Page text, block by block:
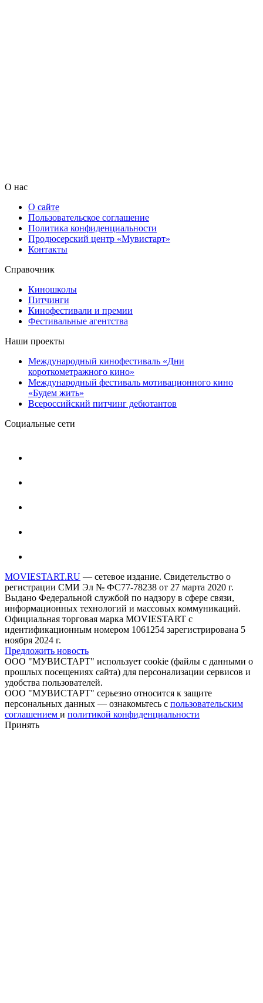
О нас
О сайте
Пользовательское соглашение
Политика конфиденциальности
Продюсерский центр «Мувистарт»
Контакты
Справочник
Киношколы
Питчинги
Кинофестивали и премии
Фестивальные агентства
Наши проекты
Международный кинофестиваль «Дни
короткометражного кино»
Международный фестиваль мотивационного кино
«Будем жить»
Всероссийский питчинг дебютантов
Социальные сети
MOVIESTART.RU — сетевое издание. Свидетельство о
регистрации СМИ Эл № ФС77-78238 от 27 марта 2020 г.
Выдано Федеральной службой по надзору в сфере связи,
информационных технологий и массовых коммуникаций.
Официальная торговая марка MOVIESTART с
идентификационным номером 1061254 зарегистрирована 5
ноября 2024 г.
Предложить новость
ООО "МУВИСТАРТ" использует cookie (файлы с данными о
прошлых посещениях сайта) для персонализации сервисов и
удобства пользователей.
ООО "МУВИСТАРТ" серьезно относится к защите
персональных данных — ознакомьтесь с пользовательским
соглашением и политикой конфиденциальности
Принять